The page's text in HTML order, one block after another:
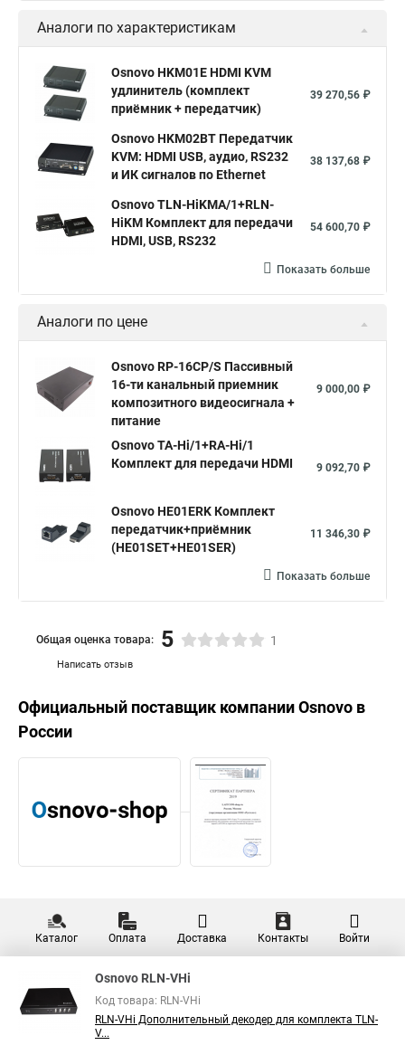
Аналоги по характеристикам
Osnovo HKM01E HDMI KVM
удлинитель (комплект
приёмник + передатчик)
39 270,56 ₽
Osnovo HKM02BT Передатчик
KVM: HDMI USB, аудио, RS232
и ИК сигналов по Ethernet
38 137,68 ₽
Osnovo TLN-HiKMA/1+RLN-
HiKM Комплект для передачи
HDMI, USB, RS232
54 600,70 ₽
Показать больше
Аналоги по цене
Osnovo RP-16CP/S Пассивный
16-ти канальный приемник
композитного видеосигнала +
питание
9 000,00 ₽
Osnovo TA-Hi/1+RA-Hi/1
Комплект для передачи HDMI
9 092,70 ₽
Osnovo HE01ERK Комплект
передатчик+приёмник
(HE01SET+HE01SER)
11 346,30 ₽
Показать больше
Написать отзыв
Общая оценка товара: 5 1
Официальный поставщик компанииOsnovo в
России
Каталог Оплата Доставка Контакты Войти
Osnovo RLN-VHi
Код товара: RLN-VHi
RLN-VHi Дополнительный декодер для комплекта TLN-
V...